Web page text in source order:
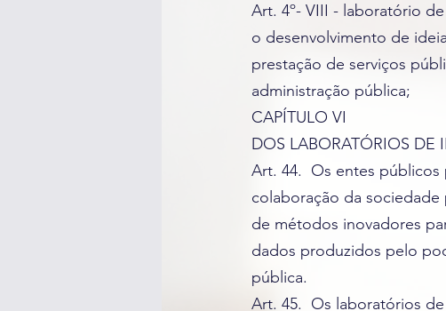
Art. 4º- VIII - laboratório
o desenvolvimento de
prestação de serviços
administração pública;
CAPÍTULO VI
DOS LABORATÓRIOS DE
Art. 44. Os entes públicos
colaboração da
de métodos inovadores
dados produzidos pelo
pública.
Art. 45. Os laboratórios